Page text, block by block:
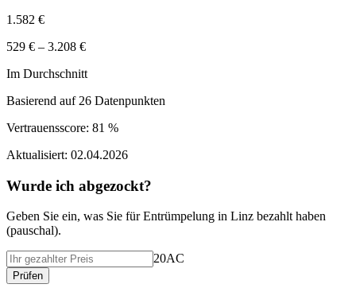
1.582 €
529 € – 3.208 €
Im Durchschnitt
Basierend auf 26 Datenpunkten
Vertrauensscore: 81 %
Aktualisiert: 02.04.2026
Wurde ich abgezockt?
Geben Sie ein, was Sie fürEntrümpelung in Linz bezahlt haben
(pauschal).
20AC
Prüfen